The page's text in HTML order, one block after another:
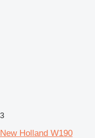
3
New Holland W190